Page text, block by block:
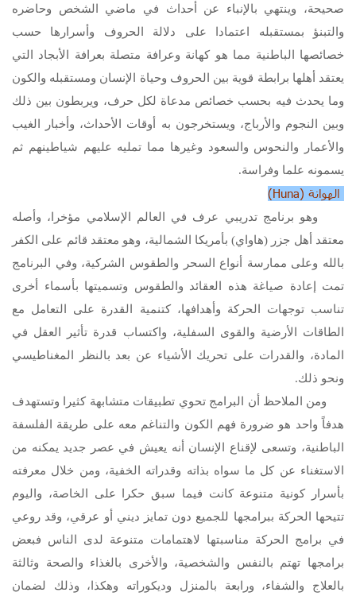
صحيحة، وينتهي بالإنباء عن أحداث في ماضي الشخص وحاضره
والتبنؤ بمستقبله اعتمادا على دلالة الحروف وأسرارها حسب
خصائصها الباطنية مما هو كهانة وعرافة متصلة بعرافة الأبجاد التي
يعتقد أهلها برابطة قوية بين الحروف وحياة الإنسان ومستقبله والكون
وما يحدث فيه بحسب خصائص مدعاة لكل حرف، ويربطون بين ذلك
وبين النجوم والأرباج، ويستخرجون به أوقات الأحداث، وأخبار الغيب
والأعمار والنحوس والسعود وغيرها مما تمليه عليهم شياطينهم ثم
يسمونه علما وفراسة.
الهوانة (Huna
)
وهو برنامج تدريبي عرف في العالم الإسلامي مؤخرا، وأصله
معتقد أهل جزر (هاواي) بأمريكا الشمالية، وهو معتقد قائم على الكفر
بالله وعلى ممارسة أنواع السحر والطقوس الشركية، وفي البرنامج
تمت إعادة صياغة هذه العقائد والطقوس وتسميتها بأسماء أخرى
تناسب توجهات الحركة وأهدافها، كتنمية القدرة على التعامل مع
الطاقات الأرضية والقوى السفلية، واكتساب قدرة تأثير العقل في
المادة، والقدرات على تحريك الأشياء عن بعد بالنظر المغناطيسي
ونحو ذلك.
ومن الملاحظ أن البرامج تحوي تطبيقات متشابهة كثيرا وتستهدف
هدفاً واحد هو ضرورة فهم الكون والتناغم معه على طريقة الفلسفة
الباطنية، وتسعى لإقناع الإنسان أنه يعيش في عصر جديد يمكنه من
الاستغناء عن كل ما سواه بذاته وقدراته الخفية، ومن خلال معرفته
بأسرار كونية متنوعة كانت فيما سبق حكرا على الخاصة، واليوم
تتيحها الحركة ببرامجها للجميع دون تمايز ديني أو عرقي، وقد روعي
في برامج الحركة مناسبتها لاهتمامات متنوعة لدى الناس فبعض
برامجها تهتم بالنفس والشخصية، والأخرى بالغذاء والصحة وثالثة
بالعلاج والشفاء، ورابعة بالمنزل وديكوراته وهكذا، وذلك لضمان